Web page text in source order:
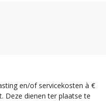
en/of servicekosten à €
Deze dienen ter plaatse te